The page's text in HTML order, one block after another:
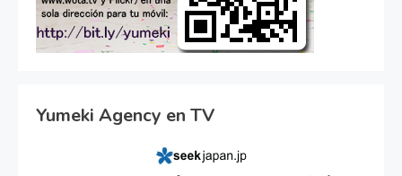
Yumeki Agency en TV